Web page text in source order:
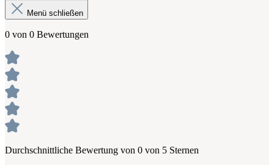
Menü schließen
0 von 0 Bewertungen
Durchschnittliche Bewertung von 0 von 5 Sternen